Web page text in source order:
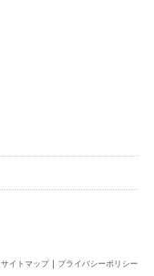
サイトマップ| プライバシーポリシー